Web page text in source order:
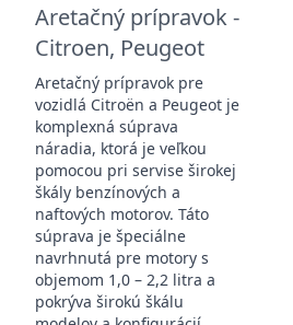
Aretačný prípravok -
Citroen, Peugeot
Aretačný prípravok pre
vozidlá Citroën a Peugeot je
komplexná súprava
náradia, ktorá je veľkou
pomocou pri servise širokej
škály benzínových a
naftových motorov. Táto
súprava je špeciálne
navrhnutá pre motory s
objemom 1,0 – 2,2 litra a
pokrýva širokú škálu